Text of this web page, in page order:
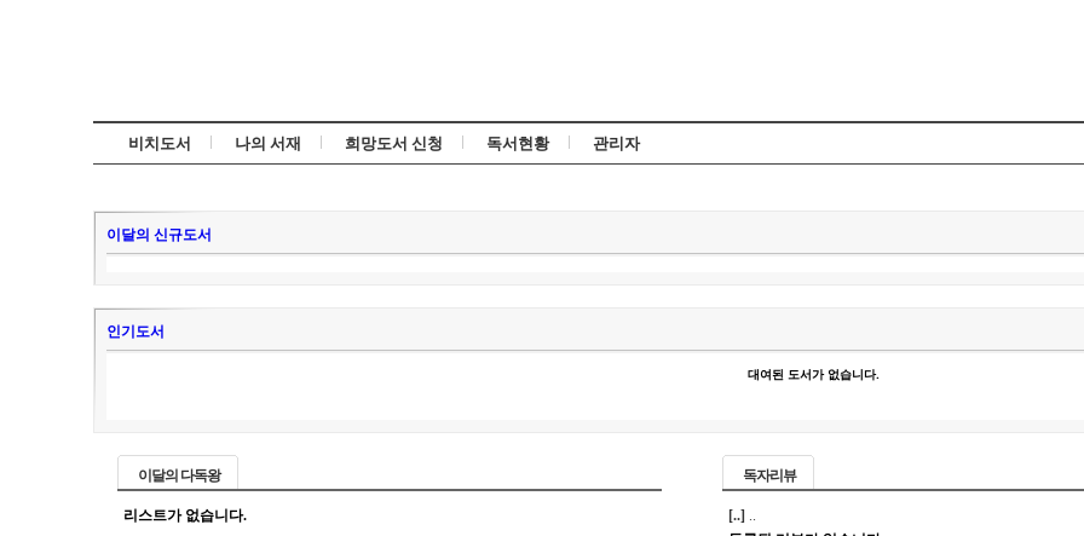
비치도서 나의 서재 희망도서 신청 독서현황 관리자
이달의 신규도서
인기도서
대여된 도서가 없습니다.
이달의 다독왕
리스트가 없습니다.
독자리뷰
[..] ..